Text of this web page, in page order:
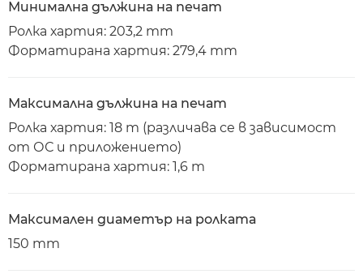
Минимална дължина на печат
Ролка хартия: 203,2 mm
Форматирана хартия: 279,4 mm
Максимална дължина на печат
Ролка хартия: 18 m (различава се в зависимост
от ОС и приложението)
Форматирана хартия: 1,6 m
Максимален диаметър на ролката
150 mm